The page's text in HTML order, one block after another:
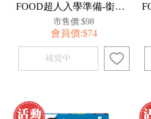
FOOD超人入學準備-銜接國小新生活:基礎國字
市售價:$98
會員價:$74